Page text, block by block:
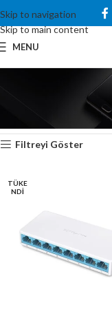
Skip to navigation
Skip to main content
MENU
Switch
Filtreyi Göster
TÜKE
NDI